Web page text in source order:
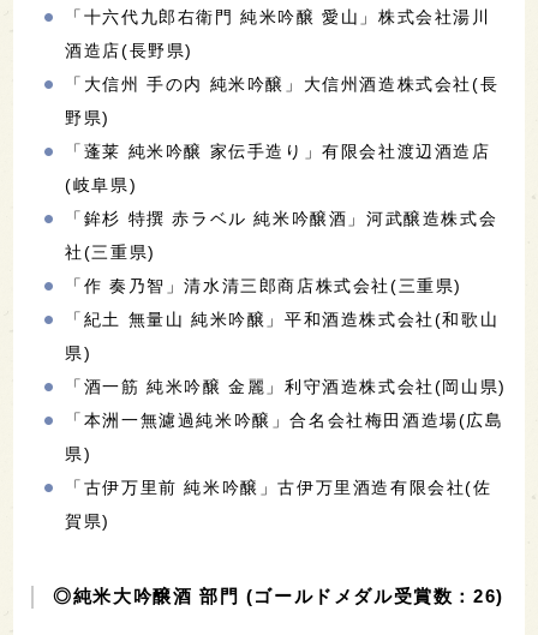
「十六代九郎右衛門 純米吟醸 愛山」株式会社湯川
酒造店(長野県)
「大信州 手の内 純米吟醸」大信州酒造株式会社(長
野県)
「蓬莱 純米吟醸 家伝手造り」有限会社渡辺酒造店
(岐阜県)
「鉾杉 特撰 赤ラベル 純米吟醸酒」河武醸造株式会
社(三重県)
「作 奏乃智」清水清三郎商店株式会社(三重県)
「紀土 無量山 純米吟醸」平和酒造株式会社(和歌山
県)
「酒一筋 純米吟醸 金麗」利守酒造株式会社(岡山県)
「本洲一無濾過純米吟醸」合名会社梅田酒造場(広島
県)
「古伊万里前 純米吟醸」古伊万里酒造有限会社(佐
賀県)
◎純米大吟醸酒 部門 (ゴールドメダル受賞数：26)